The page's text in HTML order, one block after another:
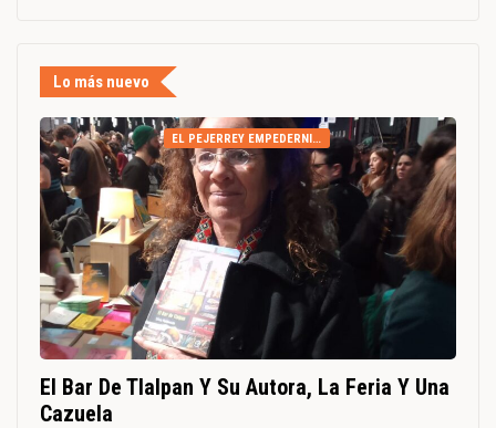
Lo más nuevo
EL PEJERREY EMPEDERNIDO
El Bar De Tlalpan Y Su Autora, La Feria Y Una
Cazuela